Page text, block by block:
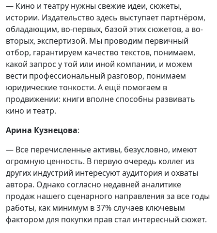
— Кино и театру нужны свежие идеи, сюжеты,
истории. Издательство здесь выступает партнёром,
обладающим, во-первых, базой этих сюжетов, а во-
вторых, экспертизой. Мы проводим первичный
отбор, гарантируем качество текстов, понимаем,
какой запрос у той или иной компании, и можем
вести профессиональный разговор, понимаем
юридические тонкости. А ещё помогаем в
продвижении: книги вполне способны развивать
кино и театр.
Арина Кузнецова:
— Все перечисленные активы, безусловно, имеют
огромную ценность. В первую очередь коллег из
других индустрий интересуют аудитория и охваты
автора. Однако согласно недавней аналитике
продаж нашего сценарного направления за все годы
работы, как минимум в 37% случаев ключевым
фактором для покупки прав стал интересный сюжет.